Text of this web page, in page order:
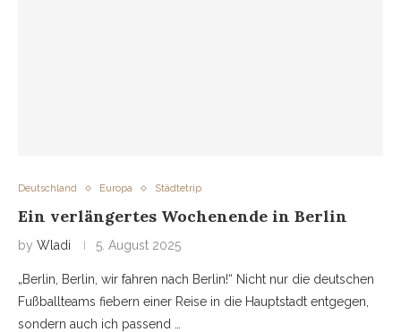
Deutschland Europa Städtetrip
Ein verlängertes Wochenende in Berlin
by Wladi 5. August 2025
„Berlin, Berlin, wir fahren nach Berlin!“ Nicht nur die deutschen
Fußballteams fiebern einer Reise in die Hauptstadt entgegen,
sondern auch ich passend …